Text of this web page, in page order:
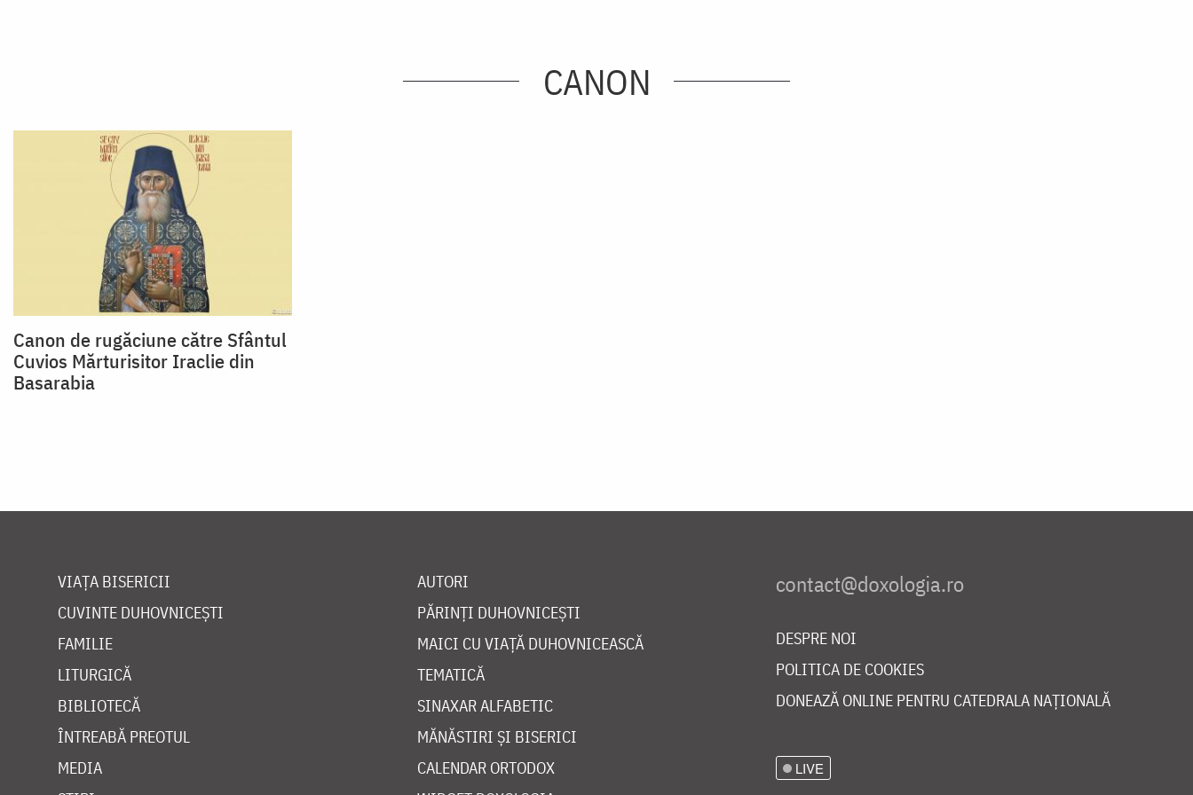
CANON
Canon de rugăciune către Sfântul
Cuvios Mărturisitor Iraclie din
Basarabia
VIAȚA BISERICII
CUVINTE DUHOVNICEȘTI
FAMILIE
LITURGICĂ
BIBLIOTECĂ
ÎNTREABĂ PREOTUL
MEDIA
AUTORI
PĂRINȚI DUHOVNICEȘTI
MAICI CU VIAȚĂ DUHOVNICEASCĂ
TEMATICĂ
SINAXAR ALFABETIC
MĂNĂSTIRI ȘI BISERICI
CALENDAR ORTODOX
DESPRE NOI
POLITICA DE COOKIES
DONEAZĂ ONLINE PENTRU CATEDRALA NAȚIONALĂ
LIVE